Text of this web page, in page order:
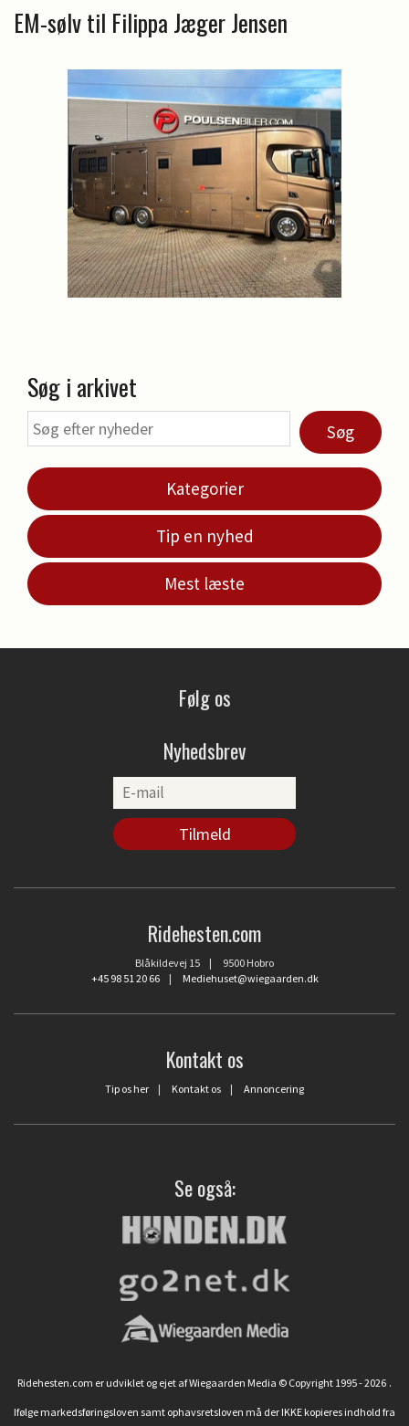
EM-sølv til Filippa Jæger Jensen
Søg i arkivet
Søg
Kategorier
Tip en nyhed
Mest læste
Følg os
Nyhedsbrev
Ridehesten.com
Blåkildevej 15 | 9500 Hobro
+45 98 51 20 66| Mediehuset@wiegaarden.dk
Kontakt os
Tip os her | Kontakt os | Annoncering
Se også:
Ridehesten.com er udviklet og ejet af Wiegaarden Media © Copyright 1995 - 2026 .
Ifølge markedsføringsloven samt ophavsretsloven må der IKKE kopieres indhold fra